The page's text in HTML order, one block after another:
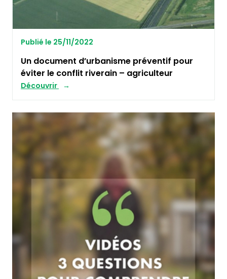
Publié le 25/11/2022
Un document d’urbanisme préventif pour
éviter le conflit riverain – agriculteur
Découvrir